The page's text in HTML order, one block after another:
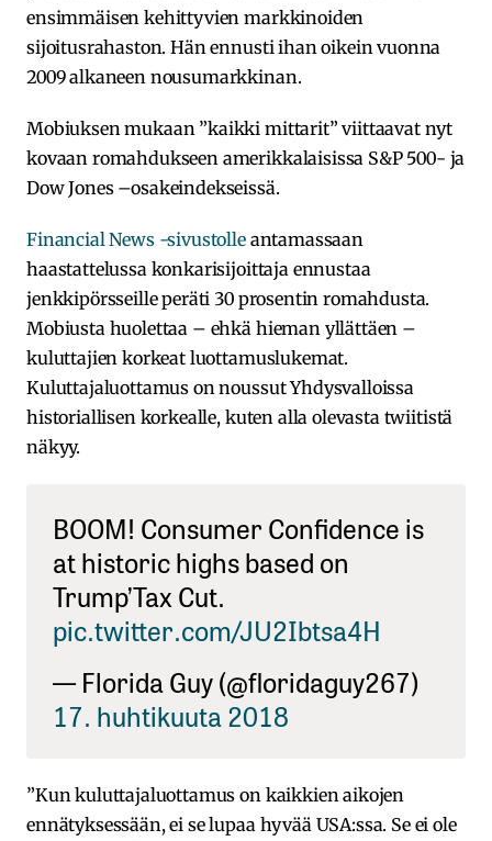
ensimmäisen kehittyvien markkinoiden
sijoitusrahaston. Hän ennusti ihan oikein vuonna
2009 alkaneen nousumarkkinan.
Mobiuksen mukaan ”kaikki mittarit” viittaavat nyt
kovaan romahdukseen amerikkalaisissa S&P 500- ja
Dow Jones –osakeindekseissä.
Financial News -sivustolleantamassaan
haastattelussa konkarisijoittaja ennustaa
jenkkipörsseille peräti 30 prosentin romahdusta.
Mobiusta huolettaa – ehkä hieman yllättäen –
kuluttajien korkeat luottamuslukemat.
Kuluttajaluottamus on noussut Yhdysvalloissa
historiallisen korkealle, kuten alla olevasta twiitistä
näkyy.
BOOM! Consumer Confidence is
at historic highs based on
Trump’Tax Cut.
pic.twitter.com/JU2Ibtsa4H
— Florida Guy (@floridaguy267)
17. huhtikuuta 2018
”Kun kuluttajaluottamus on kaikkien aikojen
ennätyksessään, ei se lupaa hyvää USA:ssa. Se ei ole